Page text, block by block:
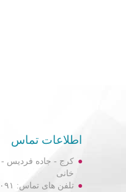
اطلاعات تماس
خانی
تلفن های تماس: ۳۶۶۰۰۰۹۱-۰۲۶ - ۳۶۶۰۲۷۴۰-۰۲۶